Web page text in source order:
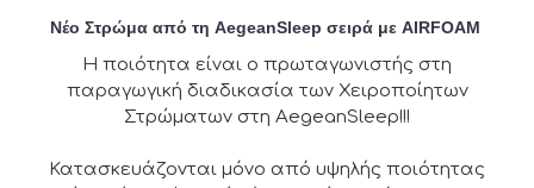
Νέο Στρώμα από τη AegeanSleep σειρά με AIRFOAM
Η ποιότητα είναι ο πρωταγωνιστής στη
παραγωγική διαδικασία των Χειροποίητων
Στρώματων στη ΑegeanSleep!!!
Κατασκευάζονται μόνο από υψηλής ποιότητας